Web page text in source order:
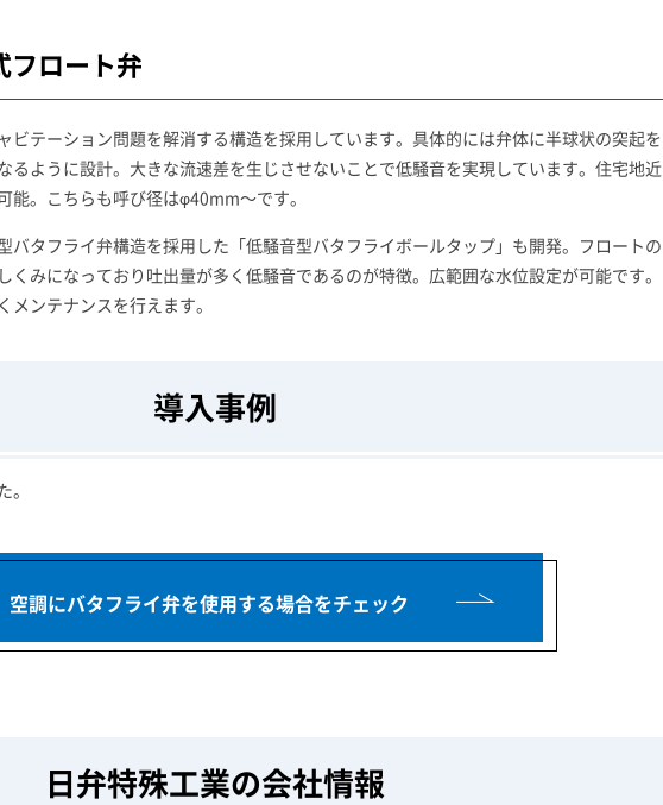
フロート弁
ビテーション問題を解消する構造を採用しています。具体的には弁体に半球状の突起を
るように設計。大きな流速差を生じさせないことで低騒音を実現しています。住宅地近
能。こちらも呼び径はφ40mm～です。
バタフライ弁構造を採用した「低騒音型バタフライボールタップ」も開発。フロートの
くみになっており吐出量が多く低騒音であるのが特徴。広範囲な水位設定が可能です。
ンテナンスを行えます。
導入事例
空調にバタフライ弁を使用する場合をチェック
日弁特殊工業の会社情報